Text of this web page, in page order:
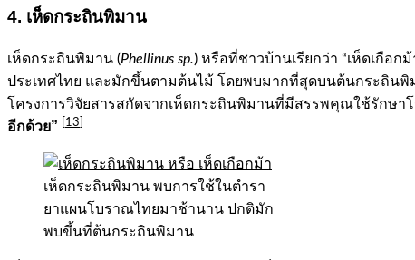
4. เห็ดกระถินพิมาน
เห็ดกระถินพิมาน (Phellinus sp.) หรือที่ชาวบ้านเรียกว่า “เห็ดเกือ
ประเทศไทย และมักขึ้นตามต้นไม้ โดยพบมากที่สุดบนต้นกระถิน
โครงการวิจัยสารสกัดจากเห็ดกระถินพิมานที่มีสรรพคุณใช้รักษาโ
อีกด้วย”
13
เห็ดกระถินพิมาน พบการใช้ในตำรา
ยาแผนโบราณไทยมาช้านาน ปกติมัก
พบขึ้นที่ต้นกระถินพิมาน